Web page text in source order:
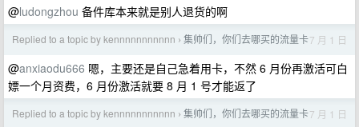
@ludongzhou 备件库本来就是别人退货的啊
Replied to a topic by kennnnnnnnnnn › 集帅们，你们去哪买的流量卡7 月 1 日
@anxiaodu666 嗯，主要还是自己急着用卡，不然 6 月份再激活可白
嫖一个月资费，6 月份激活就要 8 月 1 号才能返了
Replied to a topic by kennnnnnnnnnn › 集帅们，你们去哪买的流量卡7 月 1 日